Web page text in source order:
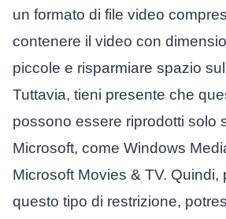
un formato di file video
contenere il video con
piccole e risparmiare spazio
Tuttavia, tieni presente che
possono essere riprodotti solo
Microsoft, come Windows
Microsoft Movies & TV. Quindi,
questo tipo di restrizione,